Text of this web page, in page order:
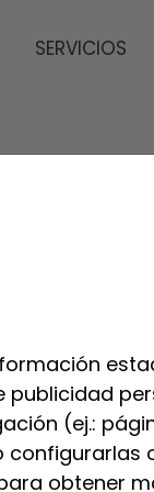
(ej.:
configurarlas
obtener
SERVICIOS